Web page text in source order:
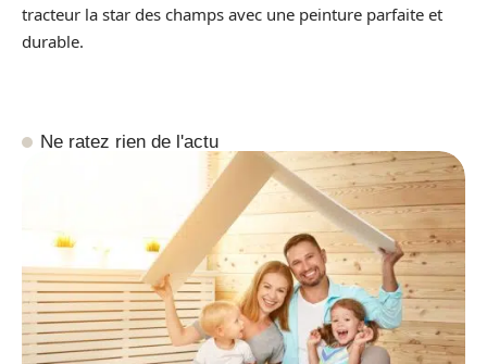
tracteur la star des champs avec une peinture parfaite et
durable.
Ne ratez rien de l'actu